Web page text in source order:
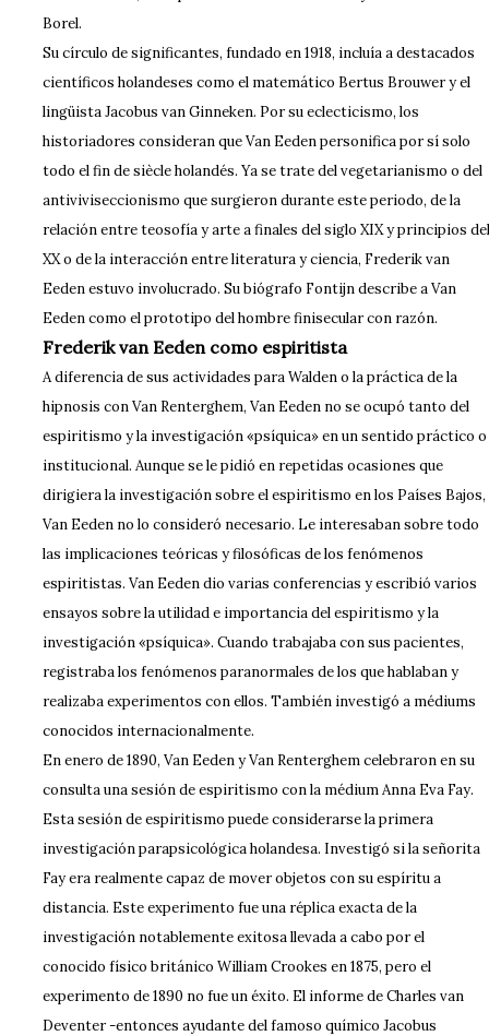
Borel.
Su círculo de significantes, fundado en 1918, incluía a destacados
científicos holandeses como el matemático Bertus Brouwer y el
lingüista Jacobus van Ginneken. Por su eclecticismo, los
historiadores consideran que Van Eeden personifica por sí solo
todo el fin de siècle holandés. Ya se trate del vegetarianismo o del
antiviviseccionismo que surgieron durante este periodo, de la
relación entre teosofía y arte a finales del siglo XIX y principios del
XX o de la interacción entre literatura y ciencia, Frederik van
Eeden estuvo involucrado. Su biógrafo Fontijn describe a Van
Eeden como el prototipo del hombre finisecular con razón.
Frederik van Eeden como espiritista
A diferencia de sus actividades para Walden o la práctica de la
hipnosis con Van Renterghem, Van Eeden no se ocupó tanto del
espiritismo y la investigación «psíquica» en un sentido práctico o
institucional. Aunque se le pidió en repetidas ocasiones que
dirigiera la investigación sobre el espiritismo en los Países Bajos,
Van Eeden no lo consideró necesario. Le interesaban sobre todo
las implicaciones teóricas y filosóficas de los fenómenos
espiritistas. Van Eeden dio varias conferencias y escribió varios
ensayos sobre la utilidad e importancia del espiritismo y la
investigación «psíquica». Cuando trabajaba con sus pacientes,
registraba los fenómenos paranormales de los que hablaban y
realizaba experimentos con ellos. También investigó a médiums
conocidos internacionalmente.
En enero de 1890, Van Eeden y Van Renterghem celebraron en su
consulta una sesión de espiritismo con la médium Anna Eva Fay.
Esta sesión de espiritismo puede considerarse la primera
investigación parapsicológica holandesa. Investigó si la señorita
Fay era realmente capaz de mover objetos con su espíritu a
distancia. Este experimento fue una réplica exacta de la
investigación notablemente exitosa llevada a cabo por el
conocido físico británico William Crookes en 1875, pero el
experimento de 1890 no fue un éxito. El informe de Charles van
Deventer -entonces ayudante del famoso químico Jacobus